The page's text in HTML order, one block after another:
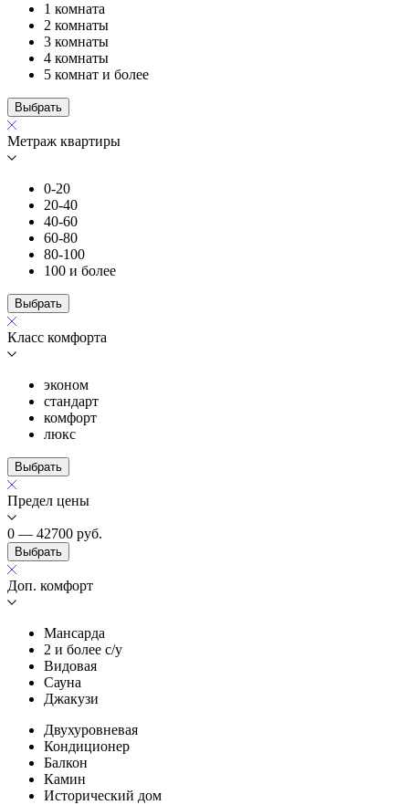
1 комната
2 комнаты
3 комнаты
4 комнаты
5 комнат и более
Выбрать
Метраж квартиры
0-20
20-40
40-60
60-80
80-100
100 и более
Выбрать
Класс комфорта
эконом
стандарт
комфорт
люкс
Выбрать
Предел цены
0 — 42700 руб.
Выбрать
Доп. комфорт
Мансарда
2 и более с/у
Видовая
Сауна
Джакузи
Двухуровневая
Кондиционер
Балкон
Камин
Исторический дом